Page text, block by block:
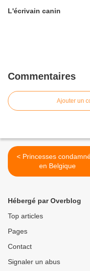
L'écrivain canin
Commentaires
Ajouter un
< Princesses condamnées
en Belgique
Hébergé par Overblog
Top articles
Pages
Contact
Signaler un abus